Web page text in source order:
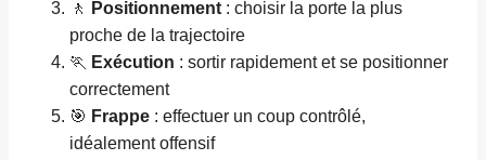
🚶 Positionnement : choisir la porte la plus
proche de la trajectoire
🏃 Exécution : sortir rapidement et se positionner
correctement
🎯 Frappe : effectuer un coup contrôlé,
idéalement offensif